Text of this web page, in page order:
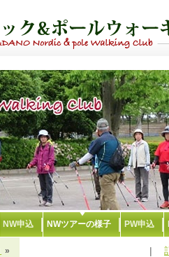
NW申込 NWツアーの様子 PW申込
» |